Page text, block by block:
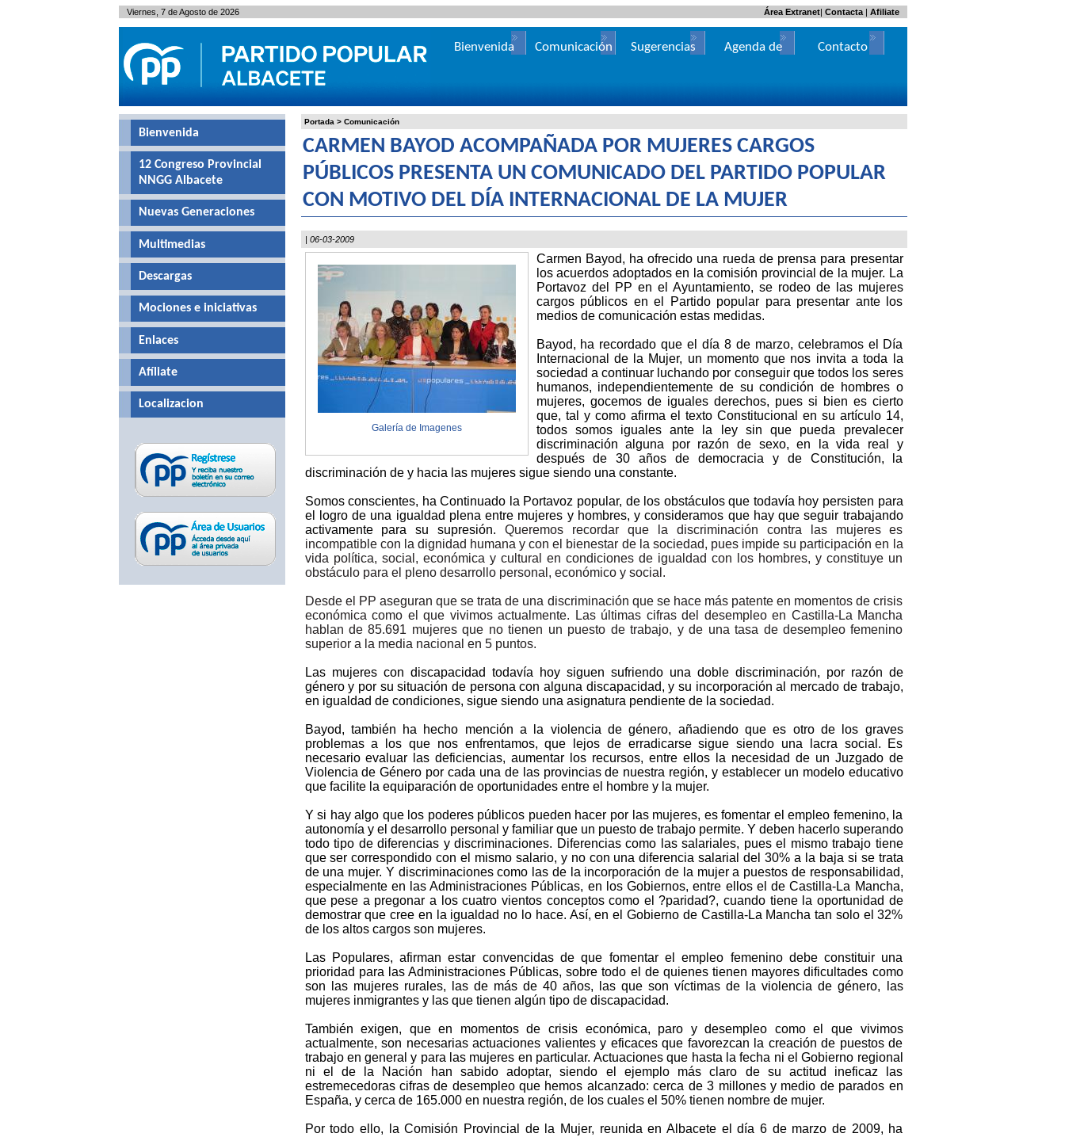
Portada > Comunicación
CARMEN BAYOD ACOMPAÑADA POR MUJERES CARGOS
PÚBLICOS PRESENTA UN COMUNICADO DEL PARTIDO POPULAR
CON MOTIVO DEL DÍA INTERNACIONAL DE LA MUJER
| 06-03-2009
Galería de Imagenes
Carmen Bayod, ha ofrecido una rueda de prensa para presentar
los acuerdos adoptados en la comisión provincial de la mujer. La
Portavoz del PP en el Ayuntamiento, se rodeo de las mujeres
cargos públicos en el Partido popular para presentar ante los
medios de comunicación estas medidas.
Bayod, ha recordado que el día 8 de marzo, celebramos el Día
Internacional de la Mujer, un momento que nos invita a toda la
sociedad a continuar luchando por conseguir que todos los seres
humanos, independientemente de su condición de hombres o
mujeres, gocemos de iguales derechos, pues si bien es cierto
que, tal y como afirma el texto Constitucional en su artículo 14,
todos somos iguales ante la ley sin que pueda prevalecer
discriminación alguna por razón de sexo, en la vida real y
después de 30 años de democracia y de Constitución, la
discriminación de y hacia las mujeres sigue siendo una constante.
Somos conscientes, ha Continuado la Portavoz popular, de los obstáculos que todavía hoy persisten para
el logro de una igualdad plena entre mujeres y hombres, y consideramos que hay que seguir trabajando
activamente para su supresión. Queremos recordar que la discriminación contra las mujeres es
incompatible con la dignidad humana y con el bienestar de la sociedad, pues impide su participación en la
vida política, social, económica y cultural en condiciones de igualdad con los hombres, y constituye un
obstáculo para el pleno desarrollo personal, económico y social.
Desde el PP aseguran que se trata de una discriminación que se hace más patente en momentos de crisis
económica como el que vivimos actualmente. Las últimas cifras del desempleo en Castilla-La Mancha
hablan de 85.691 mujeres que no tienen un puesto de trabajo, y de una tasa de desempleo femenino
superior a la media nacional en 5 puntos.
Las mujeres con discapacidad todavía hoy siguen sufriendo una doble discriminación, por razón de
género y por su situación de persona con alguna discapacidad, y su incorporación al mercado de trabajo,
en igualdad de condiciones, sigue siendo una asignatura pendiente de la sociedad.
Bayod, también ha hecho mención a la violencia de género, añadiendo que es otro de los graves
problemas a los que nos enfrentamos, que lejos de erradicarse sigue siendo una lacra social. Es
necesario evaluar las deficiencias, aumentar los recursos, entre ellos la necesidad de un Juzgado de
Violencia de Género por cada una de las provincias de nuestra región, y establecer un modelo educativo
que facilite la equiparación de oportunidades entre el hombre y la mujer.
Y si hay algo que los poderes públicos pueden hacer por las mujeres, es fomentar el empleo femenino, la
autonomía y el desarrollo personal y familiar que un puesto de trabajo permite. Y deben hacerlo superando
todo tipo de diferencias y discriminaciones. Diferencias como las salariales, pues el mismo trabajo tiene
que ser correspondido con el mismo salario, y no con una diferencia salarial del 30% a la baja si se trata
de una mujer. Y discriminaciones como las de la incorporación de la mujer a puestos de responsabilidad,
especialmente en las Administraciones Públicas, en los Gobiernos, entre ellos el de Castilla-La Mancha,
que pese a pregonar a los cuatro vientos conceptos como el ?paridad?, cuando tiene la oportunidad de
demostrar que cree en la igualdad no lo hace. Así, en el Gobierno de Castilla-La Mancha tan solo el 32%
de los altos cargos son mujeres.
Las Populares, afirman estar convencidas de que fomentar el empleo femenino debe constituir una
prioridad para las Administraciones Públicas, sobre todo el de quienes tienen mayores dificultades como
son las mujeres rurales, las de más de 40 años, las que son víctimas de la violencia de género, las
mujeres inmigrantes y las que tienen algún tipo de discapacidad.
También exigen, que en momentos de crisis económica, paro y desempleo como el que vivimos
actualmente, son necesarias actuaciones valientes y eficaces que favorezcan la creación de puestos de
trabajo en general y para las mujeres en particular. Actuaciones que hasta la fecha ni el Gobierno regional
ni el de la Nación han sabido adoptar, siendo el ejemplo más claro de su actitud ineficaz las
estremecedoras cifras de desempleo que hemos alcanzado: cerca de 3 millones y medio de parados en
España, y cerca de 165.000 en nuestra región, de los cuales el 50% tienen nombre de mujer.
Por todo ello, la Comisión Provincial de la Mujer, reunida en Albacete el día 6 de marzo de 2009, ha
Bienvenida
12 Congreso Provincial
NNGG Albacete
Nuevas Generaciones
Multimedias
Descargas
Mociones e iniciativas
Enlaces
Afíliate
Localizacion
Viernes, 7 de Agosto de 2026 | Contacta| Afiliate
Área Extranet
Bienvenida Comunicación Sugerencias
Agenda de
Contacto